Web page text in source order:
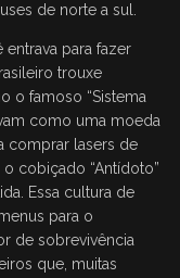
de norte a sul.
entrava para fazer
trouxe
o famoso “Sistema
como uma moeda
comprar lasers de
cobiçado “Antídoto”
Essa cultura de
para o
de sobrevivência
que, muitas